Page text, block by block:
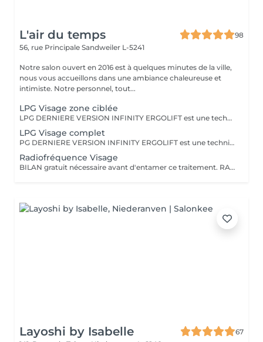
L'air du temps
98
56, rue Principale Sandweiler L-5241
Notre salon ouvert en 2016 est à quelques minutes de la ville,
nous vous accueillons dans une ambiance chaleureuse et
intimiste. Notre personnel, tout...
LPG Visage zone ciblée
LPG DERNIERE VERSION INFINITY ERGOLIFT est une technique mécanique et naturelle, pour rajeunir la peau. Rebooste, raffermit, rides du lion, contour des yeux, améliore l'aspect de la peau. Ce soin ciblera une zone précise, ex. ride du lion, contour des yeux (yeux gonflés, rides) Cette technique est à considérer comme un traitement de plusieurs séances pour atteindre les objectifs.Voir dans rubrique abonnement. L''endermologie LPG une valeur sure, plus de 35 ans d'expertise dans la beauté
LPG Visage complet
PG DERNIERE VERSION INFINITY ERGOLIFT est une technique naturelle naturelle, pour rajeunir la peau. Rebooste, raffermit, rides du lion, contour des yeux,nasogénien, améliore l'aspect de la peau. Un éclat immédiat dès la première séance. Cette technique est à considérer comme un traitement de plusieurs séances pour atteindre les objectifs. Voir rubrique abonnement L'endermologie LPG une valeur sure, plus de 35 ans d'expertise dans la beauté
Radiofréquence Visage
BILAN gratuit nécessaire avant d'entamer ce traitement. RADIOFREQUENCE 448Khz CAPACITIVE RESISTIVE monpolaire Non douloureux Non invasif Technique pour raffermir, contre la cellulite, réduction de volume. La radiofréquence émet de la chaleur induite par une onde qui génère un effet tenseur et immédiat et durable. Traitement 6 à 12 séances pour atteindre des résultats, cela dépend de la qualité de la peau, de l'âge, du volume concernés entre autres.
Layoshi by Isabelle
67